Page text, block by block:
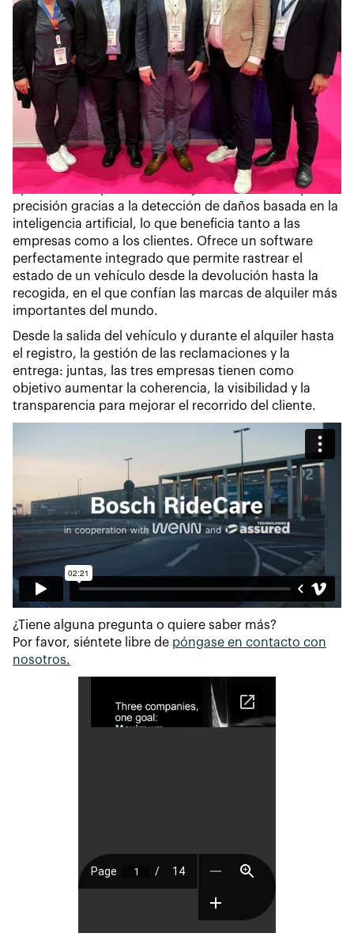
Tres empresas, un objetivo: transparencia de 360
grados en el proceso de alquiler de vehículos. Bosch,
Assured y Wenn colaboran para ofrecer soluciones
totalmente integradas para una experiencia de alquiler
de vehículos confiable.
La solución RideCare de Bosch detecta daños,
impactos, humo y maniobras de conducción bruscas
con un dispositivo de reequipamiento fácil de instalar.
Los datos en tiempo real ayudan a los administradores
de flotas a reducir la fricción, compensar los costos y
optimizar las operaciones. Mejoran la eficiencia y la
precisión gracias a la detección de daños basada en la
inteligencia artificial, lo que beneficia tanto a las
empresas como a los clientes. Ofrece un software
perfectamente integrado que permite rastrear el
estado de un vehículo desde la devolución hasta la
recogida, en el que confían las marcas de alquiler más
importantes del mundo.
Desde la salida del vehículo y durante el alquiler hasta
el registro, la gestión de las reclamaciones y la
entrega: juntas, las tres empresas tienen como
objetivo aumentar la coherencia, la visibilidad y la
transparencia para mejorar el recorrido del cliente.
¿Tiene alguna pregunta o quiere saber más?
Por favor, siéntete libre de póngase en contacto con
nosotros.